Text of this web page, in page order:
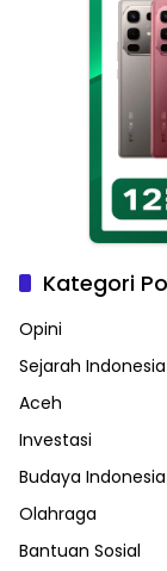
Kategori
Opini
Sejarah Indonesia
Aceh
Investasi
Budaya Indonesia
Olahraga
Bantuan Sosial